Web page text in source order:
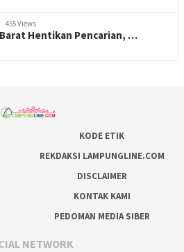
455 Views
Barat Hentikan Pencarian, ‎…
KODE ETIK
REKDAKSI LAMPUNGLINE.COM
DISCLAIMER
KONTAK KAMI
PEDOMAN MEDIA SIBER
NETWORK